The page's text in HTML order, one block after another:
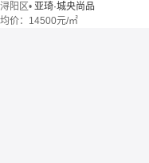
浔阳区• 亚琦·城央尚品
均价： 14500元/㎡